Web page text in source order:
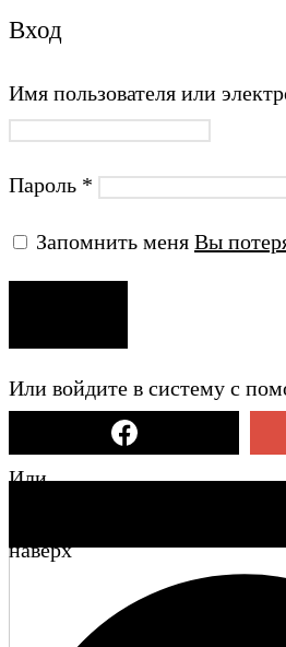
Вход
Имя пользователя или
Пароль *
Запомнить меня Вы
Или войдите в систему с
Или
наверх